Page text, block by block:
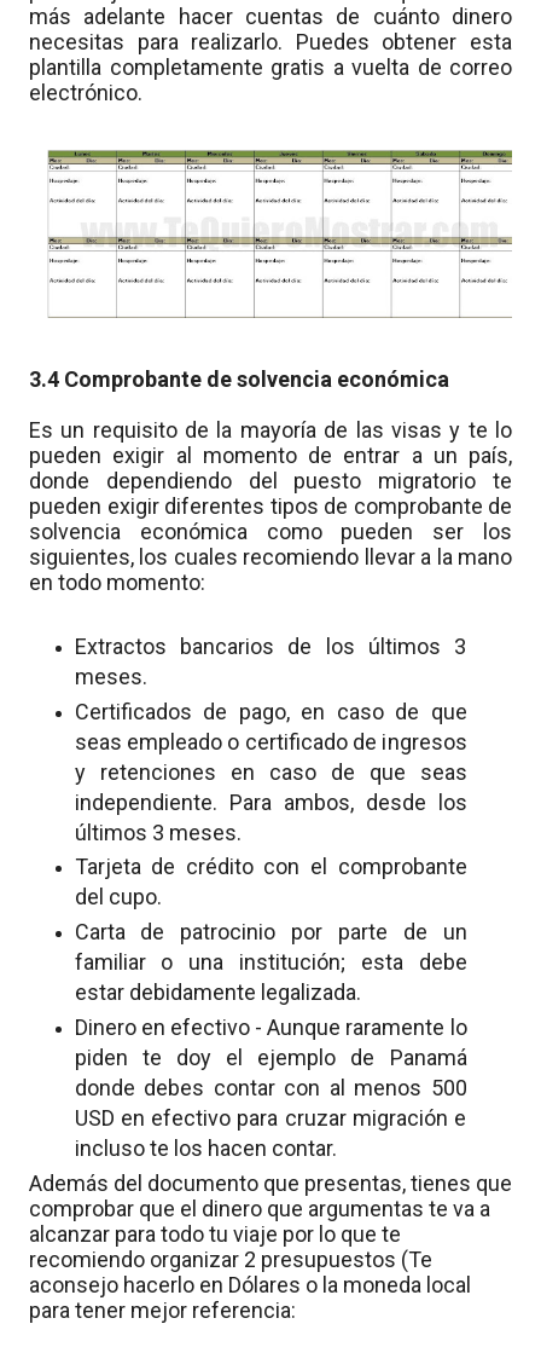
más adelante hacer cuentas de cuánto dinero
necesitas para realizarlo. Puedes obtener esta
plantilla completamente gratis a vuelta de correo
electrónico.
3.4 Comprobante de solvencia económica
Es un requisito de la mayoría de las visas y te lo
pueden exigir al momento de entrar a un país,
donde dependiendo del puesto migratorio te
pueden exigir diferentes tipos de comprobante de
solvencia económica como pueden ser los
siguientes, los cuales recomiendo llevar a la mano
en todo momento:
Extractos bancarios de los últimos 3
meses.
Certificados de pago, en caso de que
seas empleado o certificado de ingresos
y retenciones en caso de que seas
independiente. Para ambos, desde los
últimos 3 meses.
Tarjeta de crédito con el comprobante
del cupo.
Carta de patrocinio por parte de un
familiar o una institución; esta debe
estar debidamente legalizada.
Dinero en efectivo - Aunque raramente lo
piden te doy el ejemplo de Panamá
donde debes contar con al menos 500
USD en efectivo para cruzar migración e
incluso te los hacen contar.
Además del documento que presentas, tienes que
comprobar que el dinero que argumentas te va a
alcanzar para todo tu viaje por lo que te
recomiendo organizar 2 presupuestos (Te
aconsejo hacerlo en Dólares o la moneda local
para tener mejor referencia: